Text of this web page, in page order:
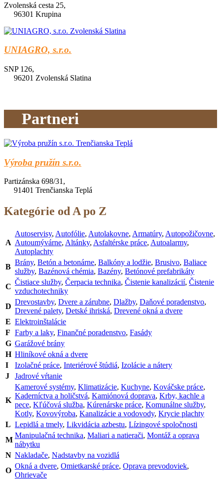
Zvolenská cesta 25,
96301 Krupina
UNIAGRO, s.r.o.
SNP 126,
96201 Zvolenská Slatina
Partneri
Výroba pružín s.r.o.
Partizánska 698/31,
91401 Trenčianska Teplá
Kategórie od A po Z
A
Autoservisy, Autofólie, Autolakovne, Armatúry, Autopožičovne,
Autoumývárne, Altánky, Asfaltérske práce, Autoalarmy,
Autoplachty
B
Brány, Betón a betonárne, Balkóny a lodžie, Brusivo, Baliace
služby, Bazénová chémia, Bazény, Betónové prefabrikáty
C
Čistiace služby, Čerpacia technika, Čistenie kanalizácií, Čistenie
vzduchotechniky
D
Drevostavby, Dvere a zárubne, Dlažby, Daňové poradenstvo,
Drevené palety, Detské ihriská, Drevené okná a dvere
E Elektroinštalácie
F Farby a laky, Finančné poradenstvo, Fasády
G Garážové brány
H Hliníkové okná a dvere
I
Izolačné práce, Interiérové štúdiá, Izolácie a nátery
J
Jadrové vŕtanie
K
Kamerové systémy, Klimatizácie, Kuchyne, Kováčske práce,
Kaderníctva a holičstvá, Kamiónová doprava, Krby, kachle a
pece, Kľúčová služba, Kúrenárske práce, Komunálne služby,
Kotly, Kovovýroba, Kanalizácie a vodovody, Krycie plachty
L Lepidlá a tmely, Likvidácia azbestu, Lízingové spoločnosti
M
Manipulačná technika, Maliari a natierači, Montáž a oprava
nábytku
N Nakladače, Nadstavby na vozidlá
O
Okná a dvere, Omietkarské práce, Oprava prevodoviek,
Ohrievače